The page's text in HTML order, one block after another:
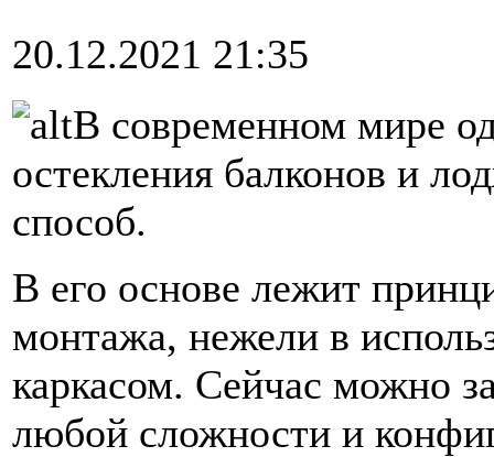
20.12.2021 21:35
В современном мире
остекления балконов и
способ.
В его основе лежит
монтажа, нежели в
каркасом. Сейчас можно
любой сложности и